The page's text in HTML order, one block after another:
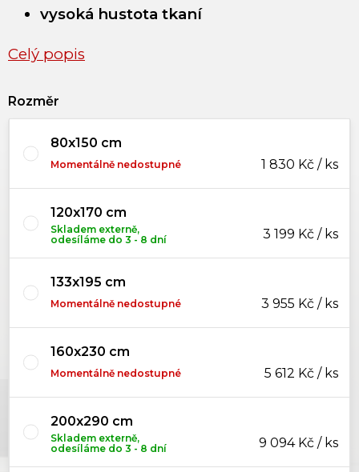
vysoká hustota tkaní
Celý popis
Rozměr
80x150 cm
Momentálně nedostupné 1 830 Kč / ks
120x170 cm
Skladem externě,
odesíláme do 3 - 8 dní
3 199 Kč / ks
133x195 cm
Momentálně nedostupné 3 955 Kč / ks
160x230 cm
Momentálně nedostupné 5 612 Kč / ks
200x290 cm
Skladem externě,
odesíláme do 3 - 8 dní
9 094 Kč / ks